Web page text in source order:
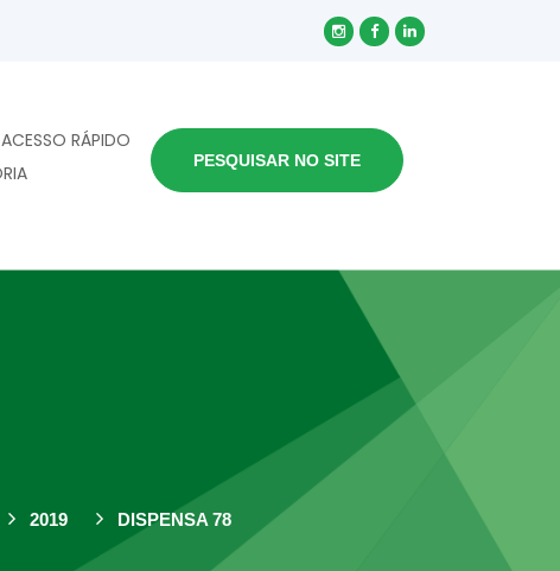
ACESSO RÁPIDO
PESQUISAR NO SITE
2019 DISPENSA 78